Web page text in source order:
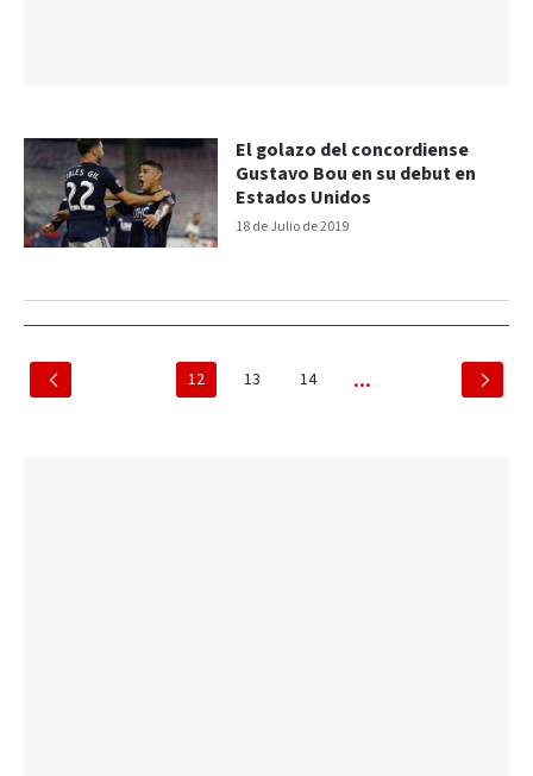
18 de Julio de 2019
El golazo del concordiense
Gustavo Bou en su debut en
Estados Unidos
12 13 14